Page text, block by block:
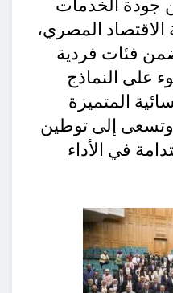
جودة الخدمات
الاقتصاد المصري،
فئات فردية
على النماذج
المتميزة
وتسعى إلى توطين
في الأداء